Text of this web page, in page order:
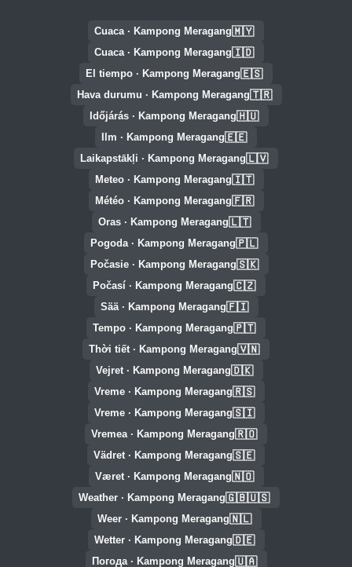
🇲🇾
Cuaca · Kampong Meragang
🇮🇩
Cuaca · Kampong Meragang
🇪🇸
El tiempo · Kampong Meragang
🇹🇷
Hava durumu · Kampong Meragang
🇭🇺
Időjárás · Kampong Meragang
🇪🇪
Ilm · Kampong Meragang
🇱🇻
Laikapstākļi · Kampong Meragang
🇮🇹
Meteo · Kampong Meragang
🇫🇷
Météo · Kampong Meragang
🇱🇹
Oras · Kampong Meragang
🇵🇱
Pogoda · Kampong Meragang
🇸🇰
Počasie · Kampong Meragang
🇨🇿
Počasí · Kampong Meragang
🇫🇮
Sää · Kampong Meragang
🇵🇹
Tempo · Kampong Meragang
🇻🇳
Thời tiết · Kampong Meragang
🇩🇰
Vejret · Kampong Meragang
🇷🇸
Vreme · Kampong Meragang
🇸🇮
Vreme · Kampong Meragang
🇷🇴
Vremea · Kampong Meragang
🇸🇪
Vädret · Kampong Meragang
🇳🇴
Været · Kampong Meragang
🇬🇧🇺🇸
Weather · Kampong Meragang
🇳🇱
Weer · Kampong Meragang
🇩🇪
Wetter · Kampong Meragang
🇺🇦
Погода · Kampong Meragang